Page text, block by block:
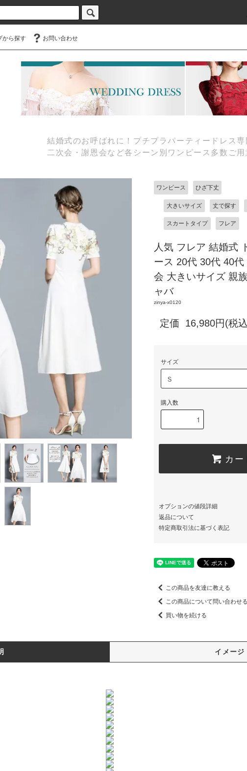
から探す お問い合わせ
結婚式のお呼ばれに！プチプラパーティードレス
二次会・謝恩会など各シーン別ワンピース多数ご用
ワンピース ひざ下丈
大きいサイズ 丈で探す
スカートタイプ フレア
人気 フレア 結婚式
ース 20代 30代 40
会 大きいサイズ 親
ャバ
zinya-x0120
定価 16,980円(税
サイズ
購入数
カ
オプションの値段詳細
返品について
特定商取引法に基づく表記
この商品を友達に教える
この商品について問い合わせる
買い物を続ける
イメージ